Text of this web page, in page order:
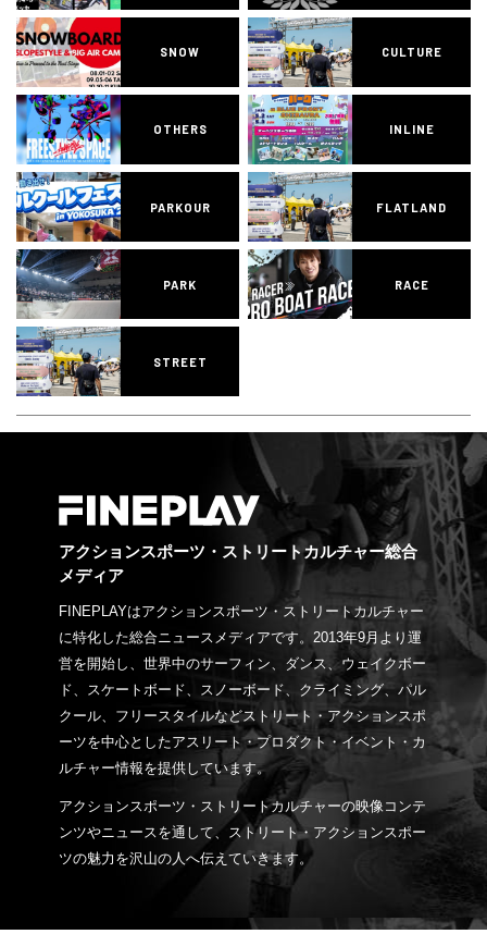
SNOW CULTURE
OTHERS INLINE
PARKOUR FLATLAND
PARK RACE
STREET
アクションスポーツ・ストリートカルチャー総合
メディア
FINEPLAYはアクションスポーツ・ストリートカルチャー
に特化した総合ニュースメディアです。2013年9月より運
営を開始し、世界中のサーフィン、ダンス、ウェイクボー
ド、スケートボード、スノーボード、クライミング、パル
クール、フリースタイルなどストリート・アクションスポ
ーツを中心としたアスリート・プロダクト・イベント・カ
ルチャー情報を提供しています。
アクションスポーツ・ストリートカルチャーの映像コンテ
ンツやニュースを通して、ストリート・アクションスポー
ツの魅力を沢山の人へ伝えていきます。